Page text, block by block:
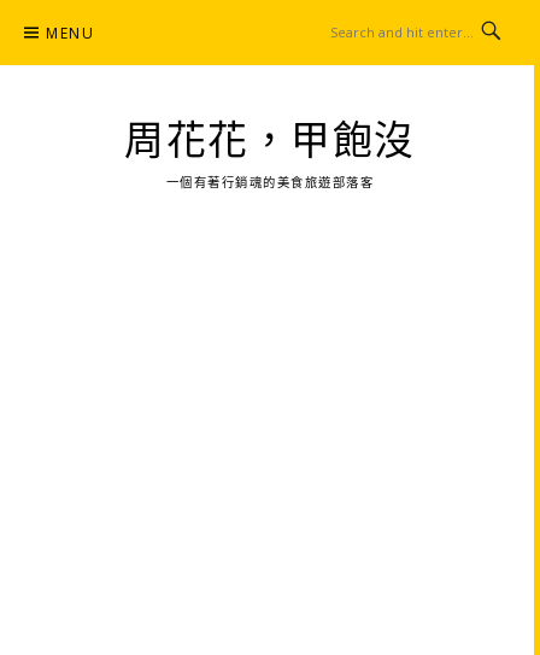
content
MENU
周花花，甲飽沒
一個有著行銷魂的美食旅遊部落客